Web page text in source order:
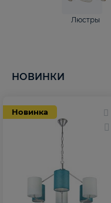
Люстры
НОВИНКИ
Новинка